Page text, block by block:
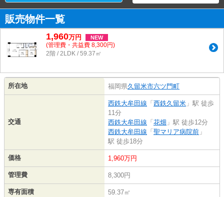
販売物件一覧
1,960万円 NEW
(管理費・共益費 8,300円)
2階 / 2LDK / 59.37㎡
所在地 福岡県久留米市六ツ門町
交通
西鉄大牟田線 「 西鉄久留米 」駅 徒歩
11分
西鉄大牟田線 「 花畑 」駅 徒歩12分
西鉄大牟田線 「 聖マリア病院前 」
駅 徒歩18分
価格 1,960万円
管理費 8,300円
専有面積 59.37㎡